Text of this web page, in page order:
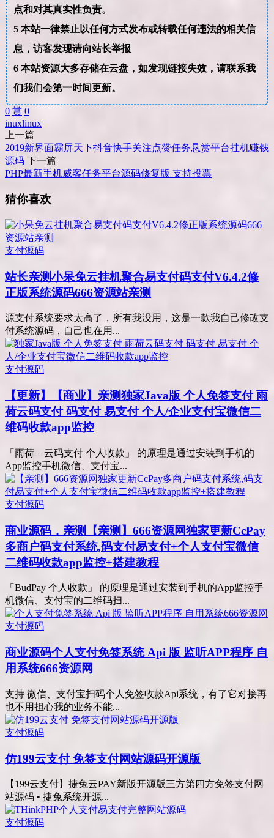
点和对其真实性负责。
5本站一律禁止以任何方式发布或转载任何违法的相关信
息，访客发现请向站长举报
6本站资源大多存储在云盘，如发现链接失效，请联系我
们我们会第一时间更新。
0 赏 0
inuxlinux
上一篇
2019新界面霸屏天下抖音快手关注点赞任务悬赏平台挂机赚钱
源码 下一篇
PHP最新手机威客任务平台源码修复版 支持投票
猜你喜欢
支付源码
站长亲测小呆免云挂机聚合易支付码支付V6.4.2修
正版系统源码666资源站亲测
源支付系统要求太高了，所有我没用，这是一款我自己修改支
付系统源码，自己也在用...
支付源码
【更新】【商业】亲测独家Java版 个人免签支付 雨
荷云码支付 码支付 易支付 个人/企业支付宝微信二
维码收款app监控
「雨荷 – 云码支付 个人收款」 的原理是通过安装到手机的
App监控手机微信、支付宝...
支付源码
商业源码，亲测
【亲测】666资源网独家更新CcPay
多商户码支付系统,码支付易支付+个人支付宝微信
二维码收款app监控+搭建教程
「BudPay 个人收款」 的原理是通过安装到手机的App监控手
机微信、支付宝的二维码扫...
支付源码
商业源码个人支付免签系统 Api 版 监听APP程序 自
用系统666资源网
支持 微信、支付宝扫码个人免签收款Api系统，有了它对接再
也不用担心我的业务不能...
支付源码
仿199云支付 免签支付网站源码开源版
【199云支付】捷兔云PAY新版开源版三方第四方免签支付网
站源码 • 捷兔系统开源...
支付源码